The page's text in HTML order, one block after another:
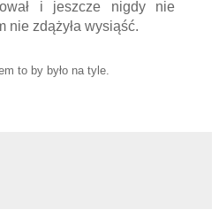
i jeszcze nigdy nie
nie zdążyła wysiąść.
to by było na tyle.